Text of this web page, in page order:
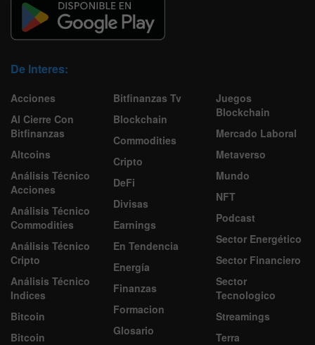
De Interes:
Acciones
Al Cierre Con
Bitfinanzas
Altcoins
Análisis Técnico
Acciones
Análisis Técnico
Commodities
Análisis Técnico
Cripto
Análisis Técnico
Indices
Bitcoin
Bitcoin
Bitfinanzas Tv
Blockchain
Commodities
Cripto
DeFi
Divisas
Earnings
En Tendencia
Energía
Finanzas
Formacion
Glosario
Juegos
Blockchain
Mercado Laboral
Metaverso
Mundo
NFT
Podcast
Sector Energético
Sector Financiero
Sector
Tecnologico
Streamings
Terra